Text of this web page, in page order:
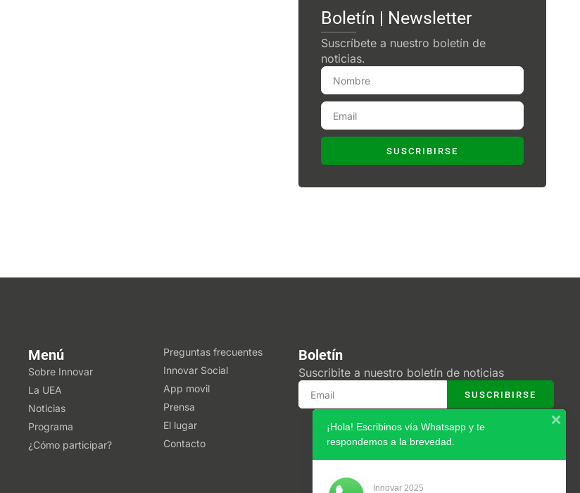
Boletín | Newsletter
Suscríbete a nuestro boletín de
noticias.
SUSCRIBIRSE
Menú
Sobre Innovar
La UEA
Noticias
Programa
¿Cómo participar?
Preguntas frecuentes
Innovar Social
App movil
Prensa
El lugar
Contacto
Boletín
Suscribite a nuestro boletín de noticias
SUSCRIBIRSE
¡Hola! Escribinos vía Whatsapp y te
respondemos a la brevedad.
Innovar 2025